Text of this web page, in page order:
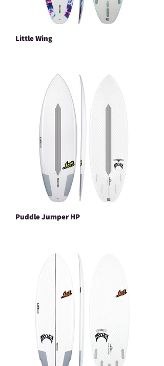
Little Wing
Puddle Jumper HP